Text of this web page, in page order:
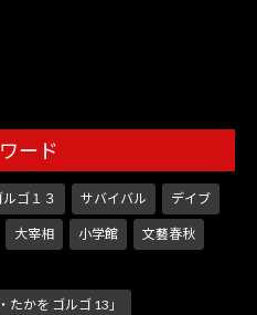
ード
ルゴ１３ サバイバル デイブ
大宰相 小学館 文藝春秋
かを ゴルゴ 13」